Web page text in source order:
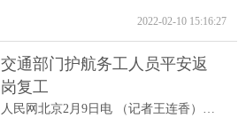
2022-02-10 15:16:27
交通部门护航务工人员平安返
岗复工
人民网北京2月9日电 （记者王连香）记者...